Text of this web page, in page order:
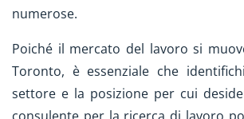
numerose.
Poiché il mercato del lavoro si
Toronto, è essenziale che
settore e la posizione per cui